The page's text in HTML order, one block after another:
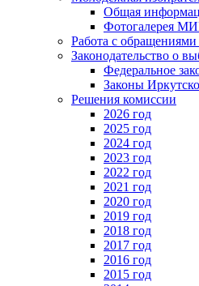
Общая
Фотогалерея
Работа с
Законодательство о
Федеральное
Законы
Решения комиссии
2026 год
2025 год
2024 год
2023 год
2022 год
2021 год
2020 год
2019 год
2018 год
2017 год
2016 год
2015 год